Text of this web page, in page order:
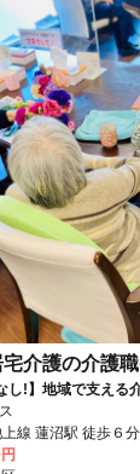
介護の介護
し!】地域で支える
線 蓮沼駅 徒歩６